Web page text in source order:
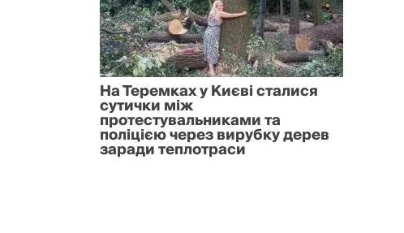
На Теремках у Києві сталися
сутички між
протестувальниками та
поліцією через вирубку дерев
заради теплотраси